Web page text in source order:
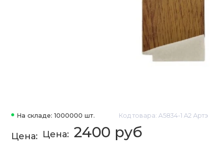
На складе: 1000000 шт. Код товара: A5834-1 A2 Артэ
2400 руб